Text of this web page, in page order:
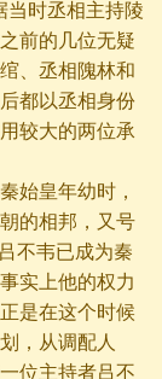
当时丞相主持陵
前的几位无疑
、丞相隗林和
都以丞相身份
较大的两位承
皇年幼时，
的相邦，又号
不韦已成为秦
实上他的权力
是在这个时候
，从调配人
位主持者吕不